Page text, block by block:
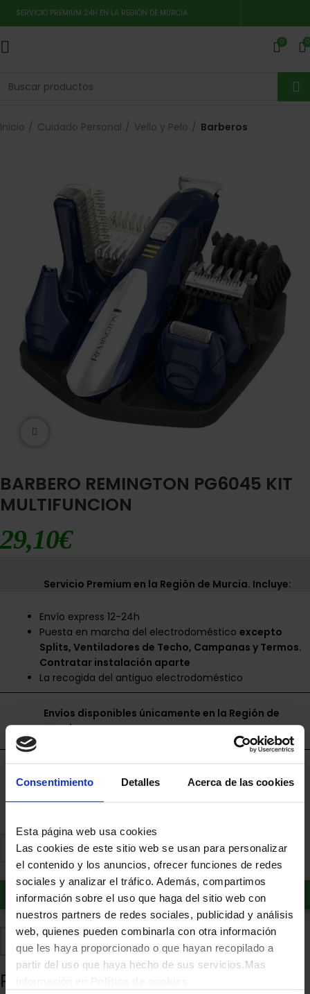
Consentimiento Detalles Acerca de las cookies
Esta página web usa cookies
Las cookies de este sitio web se usan para personalizar
el contenido y los anuncios, ofrecer funciones de redes
sociales y analizar el tráfico. Además, compartimos
información sobre el uso que haga del sitio web con
nuestros partners de redes sociales, publicidad y análisis
web, quienes pueden combinarla con otra información
que les haya proporcionado o que hayan recopilado a
partir del uso que haya hecho de sus servicios.Mas
SERVICIO PREMIUM 24H EN LA REGIÓN DE MURCIA
0 0
Inicio Cuidado Personal Vello y Pelo Barberos
BARBERO REMINGTON PG6045 KIT
MULTIFUNCION
29,10€
Servicio Premium en la Región de Murcia. Incluye:
Envío express 12-24h
Puesta en marcha del electrodomésticoexcepto
Splits, Ventiladores de Techo, Campanas y Termos.
Contratar instalación aparte
La recogida del antiguo electrodoméstico
Envíos disponibles únicamente en la Región de
Murcia.
Añadir al carrito
Añadir a favoritos
Productos relacionados